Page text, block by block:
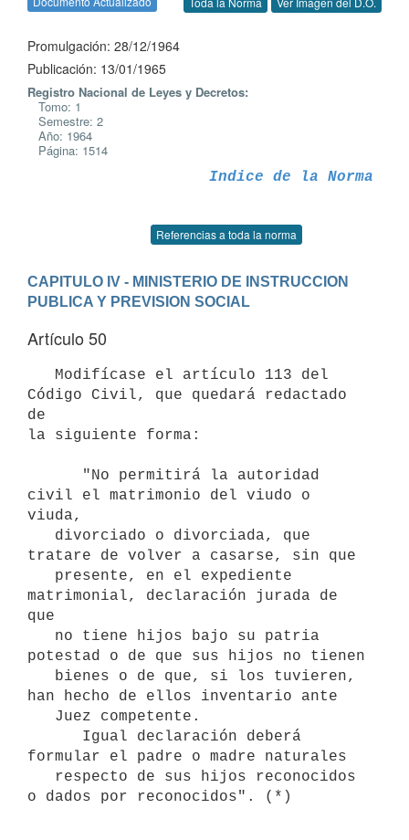
Promulgación: 28/12/1964
Publicación: 13/01/1965
Registro Nacional de Leyes y Decretos:
Tomo: 1
Semestre: 2
Año: 1964
Página: 1514
Indice de la Norma
Referencias a toda la norma
CAPITULO IV - MINISTERIO DE INSTRUCCION
PUBLICA Y PREVISION SOCIAL
Artículo 50
Código Civil, que quedará redactado
de
la siguiente forma:
civil el matrimonio del viudo o
viuda,
tratare de volver a casarse, sin que
matrimonial, declaración jurada de
que
potestad o de que sus hijos no tienen
han hecho de ellos inventario ante
formular el padre o madre naturales